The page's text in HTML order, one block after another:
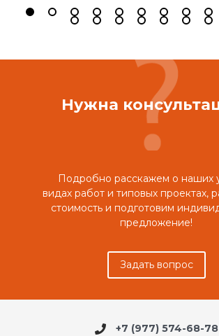
Нужна
Подробно расскажем о наших
видах работ и типовых проектах,
стоимость и подготовим
предложение!
Задать вопрос
+7 (977) 574-68-78